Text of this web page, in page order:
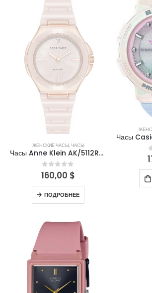
ЖЕНСКИЕ ЧАСЫ,ЧАСЫ
Часы Anne Klein AK/5112RGBH
0out of 5
160,00 $
ПОДРОБНЕЕ